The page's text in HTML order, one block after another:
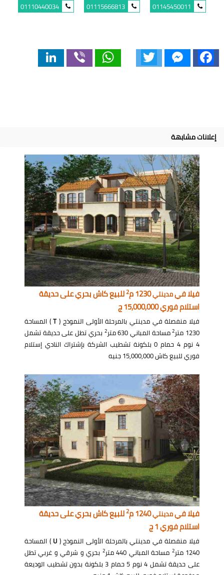
01145450011
01115666813
01110440034
Facebook
Messenger
WhatsApp
إعلانات مشابهة
فيلا فيمدينتي1230 م 2للبيع كاش بحري على حديقة
استلام فوري 15,000,000 ج
فيلا منفصلة في مدينتي بالمرحلة الأولى النموذج (T) المساحة
1230 متر
2مساحة المباني 630 متر 2 بحري تطل على حديقة تشمل
4 نوم 4 حمام 0 بلكونة تشطيب الشركة بإشتراك النادي إستلام
فوري للبيع كاش 15,000,000 جنيه
فيلا فيمدينتي1240 م 2للبيع كاش بحري على حديقة
استلام فوري 1 ج
فيلا منفصلة في مدينتي بالمرحلة الأولى النموذج ( U ) المساحة
1240 متر
2 مساحة المباني 440 متر 2 بحري و شرقي و غربي تطل
على حديقة تشمل 4 نوم 5 حمام 3 بلكونة بدون تشطيب الوديعة